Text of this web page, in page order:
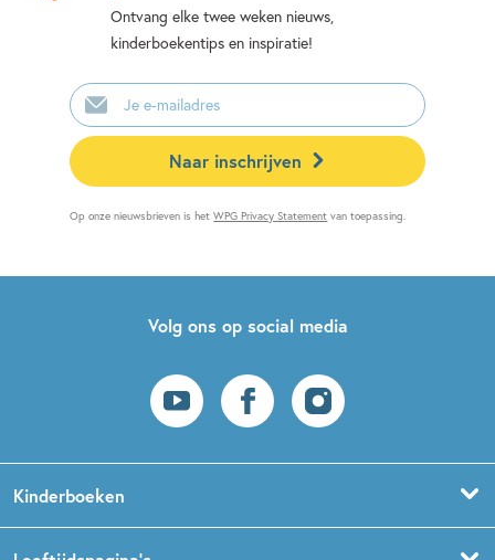
Ontvang elke twee weken nieuws,
kinderboekentips en inspiratie!
E-
mailadres
Naar inschrijven
Op onze nieuwsbrieven is hetWPG Privacy Statement van toepassing.
Volg ons op social media
Kinderboeken